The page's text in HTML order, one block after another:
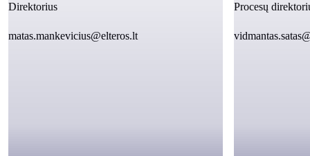
Direktorius
matas.mankevicius@elteros.lt
Procesų